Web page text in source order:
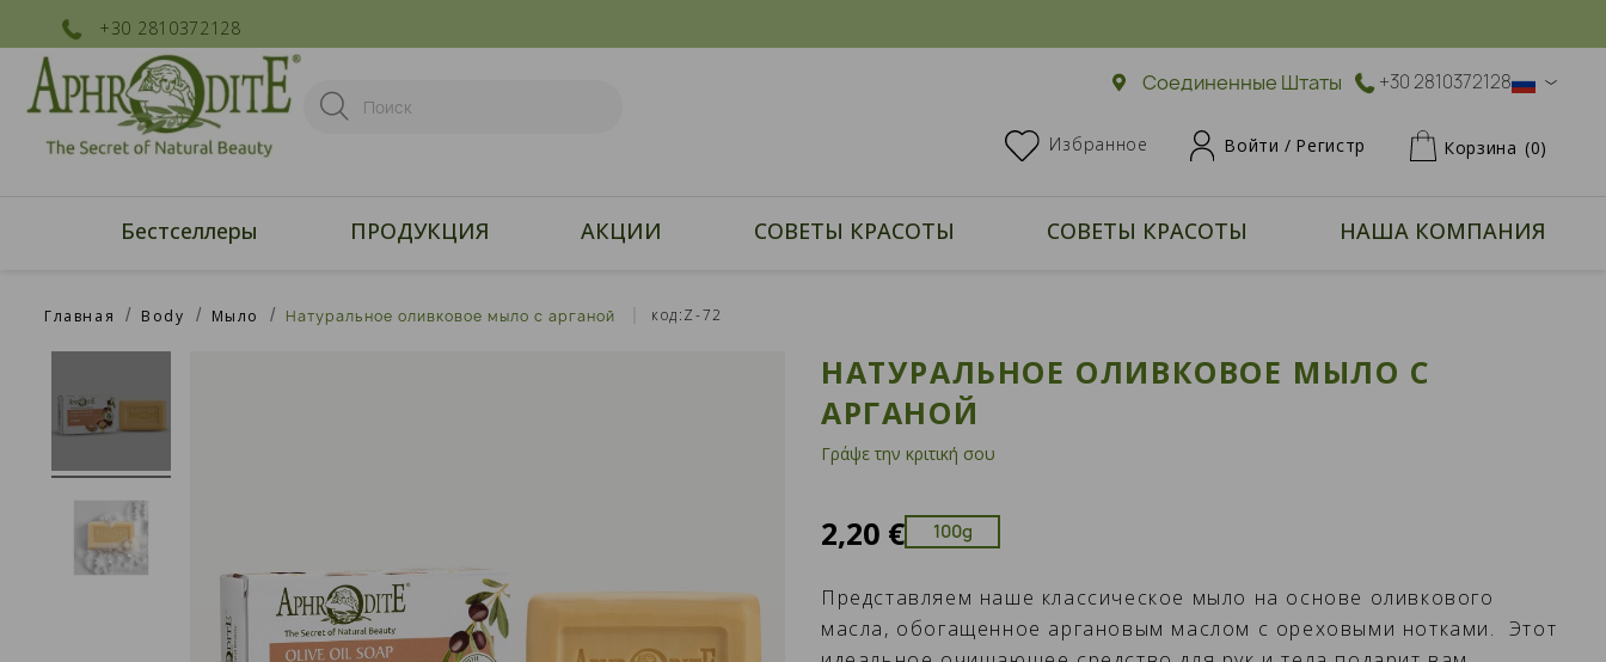
+30 2810372128
Соединенные Штаты +30 2810372128
Избранное Войти / Регистр Корзина (0)
Бестселлеры ПРОДУКЦИЯ АКЦИИ СОВЕТЫ КРАСОТЫ СОВЕТЫ КРАСОТЫ НАША КОМПАНИЯ
Главная Body Мыло Натуральное оливковое мыло с арганой код:Z-72
НАТУРАЛЬНОЕ ОЛИВКОВОЕ МЫЛО С
АРГАНОЙ
Γράψε την κριτική σου
2,20 € 100g
Представляем наше классическое мыло на основе оливкового
масла, обогащенное аргановым маслом с ореховыми нотками. Этот